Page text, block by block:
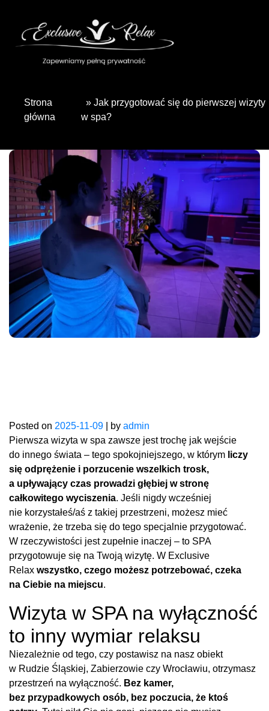
content
Strona
główna
» Jak przygotować się do pierwszej wizyty
w spa?
Posted on 2025-11-09 by admin
Pierwsza wizyta w spa zawsze jest trochę jak wejście
do innego świata – tego spokojniejszego, w którym liczy
się odprężenie i porzucenie wszelkich trosk,
a upływający czas prowadzi głębiej w stronę
całkowitego wyciszenia. Jeśli nigdy wcześniej
nie korzystałeś/aś z takiej przestrzeni, możesz mieć
wrażenie, że trzeba się do tego specjalnie przygotować.
W rzeczywistości jest zupełnie inaczej – to SPA
przygotowuje się na Twoją wizytę. W Exclusive
Relax wszystko, czego możesz potrzebować, czeka
na Ciebie na miejscu.
Wizyta w SPA na wyłączność
to inny wymiar relaksu
Niezależnie od tego, czy postawisz na nasz obiekt
w Rudzie Śląskiej, Zabierzowie czy Wrocławiu, otrzymasz
przestrzeń na wyłączność. Bez kamer,
bez przypadkowych osób, bez poczucia, że ktoś